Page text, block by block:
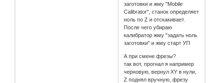
заготовки и жму "Mobile
Calibrator", станок определяет
ноль по Z и отскакивает.
После чего убираю
калибратор жму "задать ноль
заготовки" и жму старт УП
А при смене фрезы?
так вот, прогнал я например
черновую, вернул XY в нули,
Z поднял вручную, фрезу